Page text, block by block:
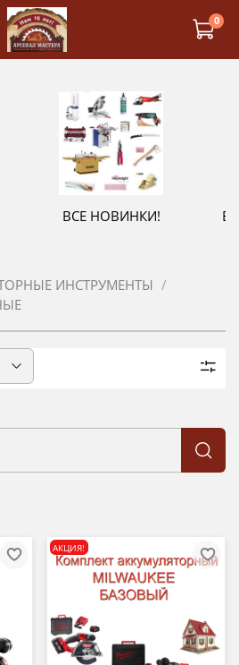
0
ВСЕ НОВИНКИ!
ИНСТРУМЕНТЫ
АКЦИЯ!